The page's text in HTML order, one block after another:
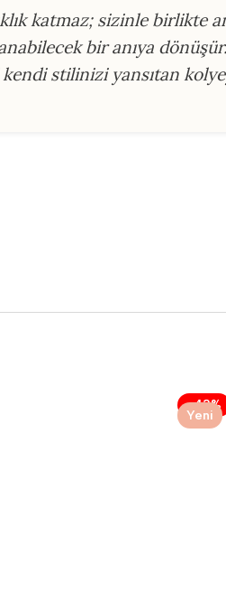
katmaz; sizinle birlikte
bir anıya
stilinizi yansıtan
-43%
Yeni